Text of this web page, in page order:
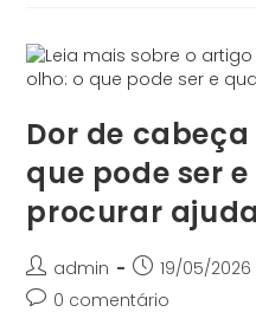
Dor de
que pode ser
procurar ajuda
admin 19/05/2026
0 comentário